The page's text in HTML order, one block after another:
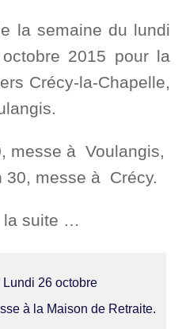
la semaine du lundi
2015 pour la
Crécy-la-Chapelle,
messe à Voulangis,
messe à Crécy.
la suite …
Lundi 26 octobre
à la Maison de Retraite.